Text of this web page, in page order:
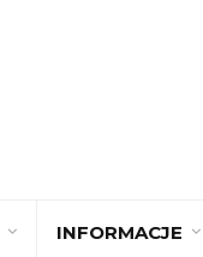
INFORMACJE